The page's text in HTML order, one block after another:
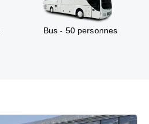
Bus - 50 personnes